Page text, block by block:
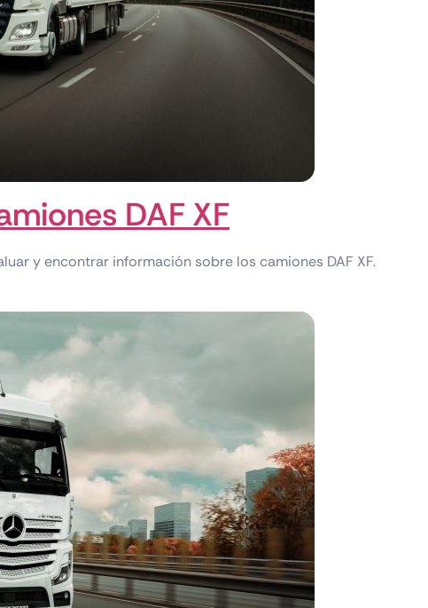
DAF XF
y encontrar información sobre los camiones DAF XF.